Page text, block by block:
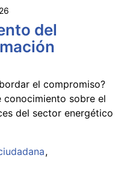
del
el compromiso?
conocimiento sobre el
del sector energético